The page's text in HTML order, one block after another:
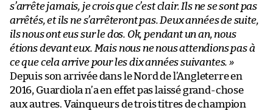
s’arrête jamais, je crois que c’est clair. Ils ne se sont pas
arrêtés, et ils ne s’arrêteront pas. Deux années de suite,
ils nous ont eus sur le dos. Ok, pendant un an, nous
étions devant eux. Mais nous ne nous attendions pas à
ce que cela arrive pour les dix années suivantes. »
Depuis son arrivée dans le Nord de l’Angleterre en
2016, Guardiola n’a en effet pas laissé grand-chose
aux autres. Vainqueurs de trois titres de champion